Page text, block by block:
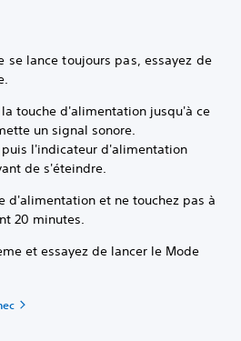
se lance toujours pas, essayez de
touche d'alimentation jusqu'à ce
un signal sonore.
puis l'indicateur d'alimentation
de s'éteindre.
d'alimentation et ne touchez pas à
20 minutes.
et essayez de lancer le Mode